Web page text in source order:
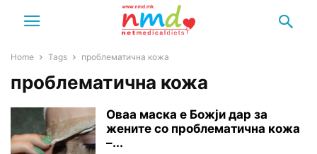
Home Tags проблематична кожа
проблематична кожа
Оваа маска е Божји дар за
жените со проблематична кожа
–...